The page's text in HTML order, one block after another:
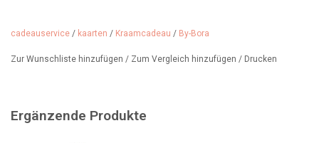
cadeauservice / kaarten / Kraamcadeau / By-Bora
Zur Wunschliste hinzufügen / Zum Vergleich hinzufügen / Drucken
Ergänzende Produkte